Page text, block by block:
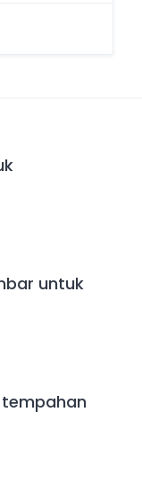
untuk
tempahan